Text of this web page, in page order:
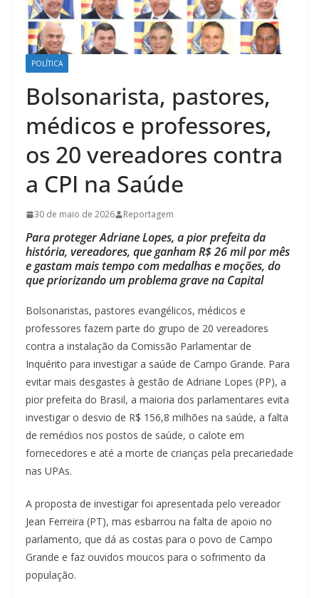
POLÍTICA
Bolsonarista, pastores,
médicos e professores,
os 20 vereadores contra
a CPI na Saúde
30 de maio de 2026 Reportagem
Para proteger Adriane Lopes, a pior prefeita da
história, vereadores, que ganham R$ 26 mil por mês
e gastam mais tempo com medalhas e moções, do
que priorizando um problema grave na Capital
Bolsonaristas, pastores evangélicos, médicos e
professores fazem parte do grupo de 20 vereadores
contra a instalação da Comissão Parlamentar de
Inquérito para investigar a saúde de Campo Grande. Para
evitar mais desgastes à gestão de Adriane Lopes (PP), a
pior prefeita do Brasil, a maioria dos parlamentares evita
investigar o desvio de R$ 156,8 milhões na saúde, a falta
de remédios nos postos de saúde, o calote em
fornecedores e até a morte de crianças pela precariedade
nas UPAs.
A proposta de investigar foi apresentada pelo vereador
Jean Ferreira (PT), mas esbarrou na falta de apoio no
parlamento, que dá as costas para o povo de Campo
Grande e faz ouvidos moucos para o sofrimento da
população.